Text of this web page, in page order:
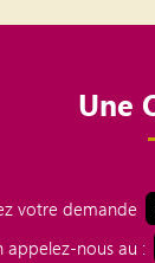
Une
votre demande
appelez-nous au :